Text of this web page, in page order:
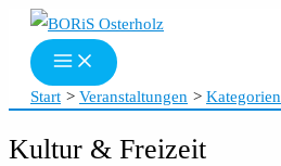
Zum
Inhalt
springen
Start Veranstaltungen Kategorien
Kultur & Freizeit